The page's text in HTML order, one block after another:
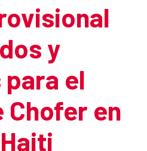
y
el
Chofer en